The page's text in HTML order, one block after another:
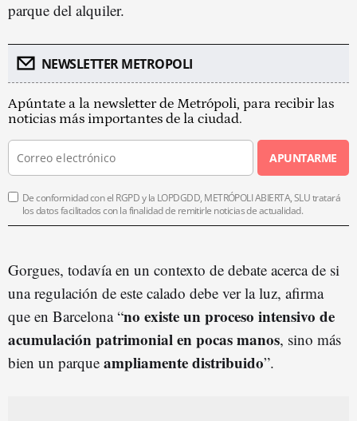
parque del alquiler.
NEWSLETTER METROPOLI
Apúntate a la newsletter de Metrópoli, para recibir las
noticias más importantes de la ciudad.
APUNTARME
De conformidad con el RGPD y la LOPDGDD, METRÓPOLI ABIERTA, SLU tratará
los datos facilitados con la finalidad de remitirle noticias de actualidad.
Gorgues, todavía en un contexto de debate acerca de si
una regulación de este calado debe ver la luz, afirma
que en Barcelona “no existe un proceso intensivo de
acumulación patrimonial en pocas manos, sino más
bien un parque ampliamente distribuido”.